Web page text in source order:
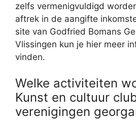
zelfs vermenigvuldigd
aftrek in de aangifte
site van Godfried Bomans
Vlissingen kun je hier meer
vinden.
Welke activiteiten
Kunst en cultuur
verenigingen